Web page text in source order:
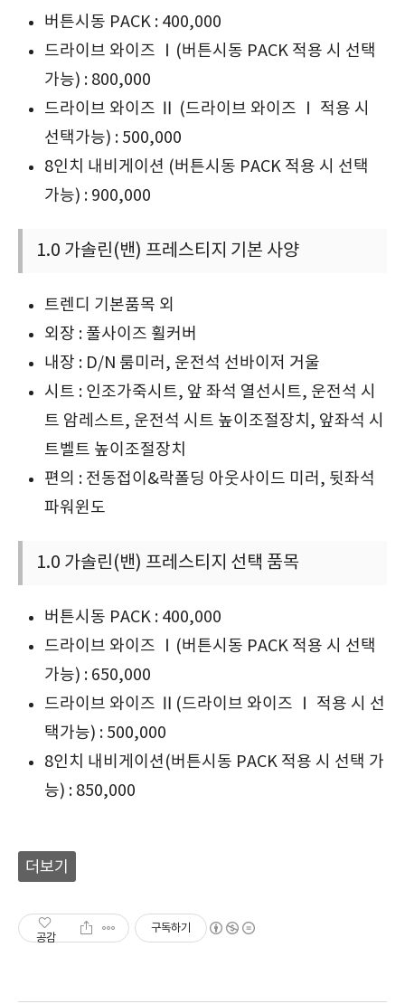
버튼시동 PACK : 400,000
드라이브 와이즈 Ⅰ(버튼시동 PACK 적용 시 선택
가능) : 800,000
드라이브 와이즈 Ⅱ (드라이브 와이즈 Ⅰ 적용 시
선택가능) : 500,000
8인치 내비게이션 (버튼시동 PACK 적용 시 선택
가능) : 900,000
1.0 가솔린(밴) 프레스티지 기본 사양
트렌디 기본품목 외
외장 : 풀사이즈 휠커버
내장 : D/N 룸미러, 운전석 선바이저 거울
시트 : 인조가죽시트, 앞 좌석 열선시트, 운전석 시
트 암레스트, 운전석 시트 높이조절장치, 앞좌석 시
트벨트 높이조절장치
편의 : 전동접이&락폴딩 아웃사이드 미러, 뒷좌석
파워윈도
1.0 가솔린(밴) 프레스티지 선택 품목
버튼시동 PACK : 400,000
드라이브 와이즈 Ⅰ(버튼시동 PACK 적용 시 선택
가능) : 650,000
드라이브 와이즈 Ⅱ(드라이브 와이즈 Ⅰ 적용 시 선
택가능) : 500,000
8인치 내비게이션(버튼시동 PACK 적용 시 선택 가
능) : 850,000
더보기
공감
구독하기